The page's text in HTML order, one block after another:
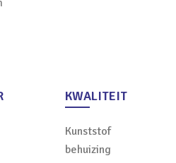
KWALITEIT
Kunststof
behuizing